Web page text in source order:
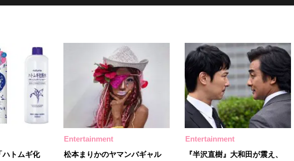
ハトムギ化
Entertainment
松本まりかのヤマンバギャル
Entertainment
『半沢直樹』大和田が震え、